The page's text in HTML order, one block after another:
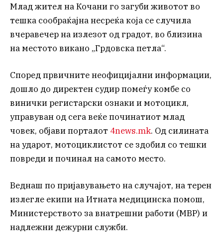
Млад жител на Кочани го загуби животот во
тешка сообраќајна несреќа која се случила
вчеравечер на излезот од градот, во близина
на местото викано „Грдовска петла“.
Според првичните неофицијални информации,
дошло до директен судир помеѓу комбе со
винички регистарски ознаки и мотоцикл,
управуван од сега веќе починатиот млад
човек, објави порталот 4news.mk. Од силината
на ударот, мотоциклистот се здобил со тешки
повреди и починал на самото место.
Веднаш по пријавувањето на случајот, на терен
излегле екипи на Итната медицинска помош,
Министерството за внатрешни работи (МВР) и
надлежни дежурни служби.